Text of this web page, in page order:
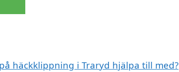
häckklippning i Traryd hjälpa till med?